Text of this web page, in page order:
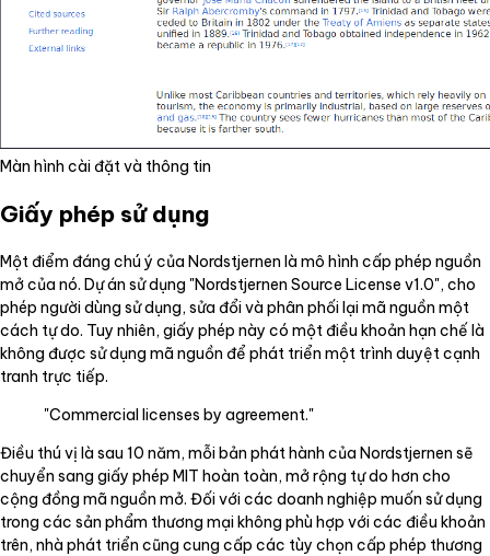
Màn hình cài đặt và thông tin
Giấy phép sử dụng
Một điểm đáng chú ý của Nordstjernen là mô hình cấp phép nguồn
mở của nó. Dự án sử dụng "Nordstjernen Source License v1.0", cho
phép người dùng sử dụng, sửa đổi và phân phối lại mã nguồn một
cách tự do. Tuy nhiên, giấy phép này có một điều khoản hạn chế là
không được sử dụng mã nguồn để phát triển một trình duyệt cạnh
tranh trực tiếp.
"Commercial licenses by agreement."
Điều thú vị là sau 10 năm, mỗi bản phát hành của Nordstjernen sẽ
chuyển sang giấy phép MIT hoàn toàn, mở rộng tự do hơn cho
cộng đồng mã nguồn mở. Đối với các doanh nghiệp muốn sử dụng
trong các sản phẩm thương mại không phù hợp với các điều khoản
trên, nhà phát triển cũng cung cấp các tùy chọn cấp phép thương